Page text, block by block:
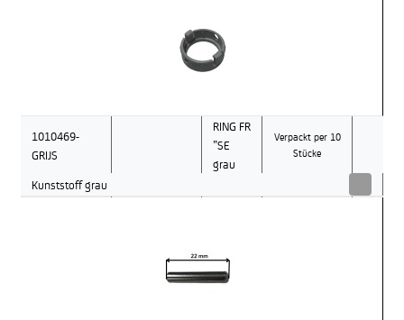
1010469-
GRIJS
RING FR
”SE
grau
Verpackt per 10
Stücke
Kunststoff grau